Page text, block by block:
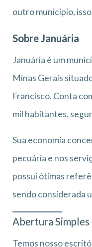
outro município,
Sobre Januária
Januária é um
Minas Gerais
Francisco. Conta
mil habitantes,
Sua economia
pecuária e nos
possui ótimas
sendo considerada
Abertura Simples
Temos nosso